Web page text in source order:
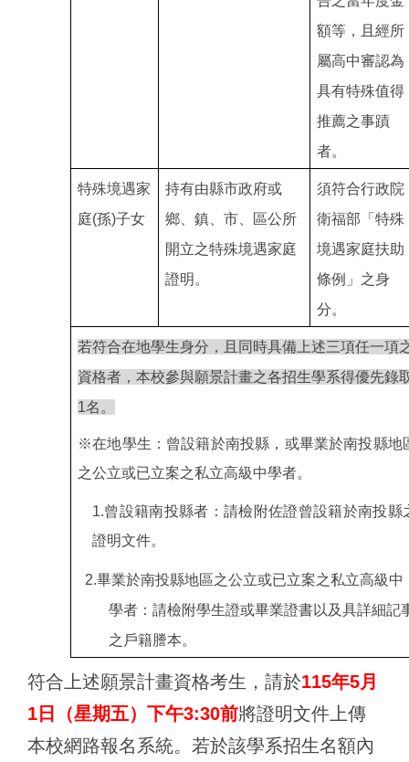
額等，且經所
屬高中審認為
具有特殊值得
推薦之事蹟
者。
特殊境遇家
庭(孫)子女
持有由縣市政府或
鄉、鎮、市、區公所
開立之特殊境遇家庭
證明。
須符合行政院
衛福部「特殊
境遇家庭扶助
條例」之身
分。
若符合在地學生身分，且同時具備上述三項任一項
資格者，本校參與願景計畫之各招生學系得優先錄
1名。
※在地學生：曾設籍於南投縣，或畢業於南投縣地
之公立或已立案之私立高級中學者。
1.曾設籍南投縣者：請檢附佐證曾設籍於南投縣
證明文件。
2.畢業於南投縣地區之公立或已立案之私立高級中
學者：請檢附學生證或畢業證書以及具詳細記
之戶籍謄本。
符合上述願景計畫資格考生，請於115年5月
1日（星期五）下午3:30前將證明文件上傳
本校網路報名系統。若於該學系招生名額內